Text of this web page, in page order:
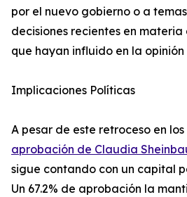
por el nuevo gobierno o a
decisiones recientes en
que hayan influido en la
Implicaciones Políticas
A pesar de este retroceso en
aprobación de Claudia
sigue contando con un capital
Un 67.2% de aprobación la